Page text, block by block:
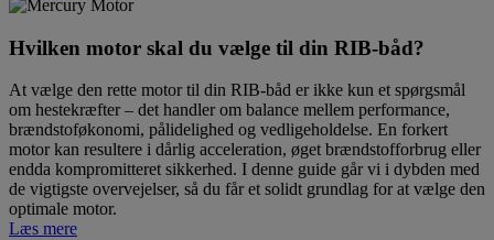
Hvilken motor skal du vælge til din RIB-båd?
At vælge den rette motor til din RIB-båd er ikke kun et spørgsmål
om hestekræfter – det handler om balance mellem performance,
brændstoføkonomi, pålidelighed og vedligeholdelse. En forkert
motor kan resultere i dårlig acceleration, øget brændstofforbrug eller
endda kompromitteret sikkerhed. I denne guide går vi i dybden med
de vigtigste overvejelser, så du får et solidt grundlag for at vælge den
optimale motor.
Læs mere